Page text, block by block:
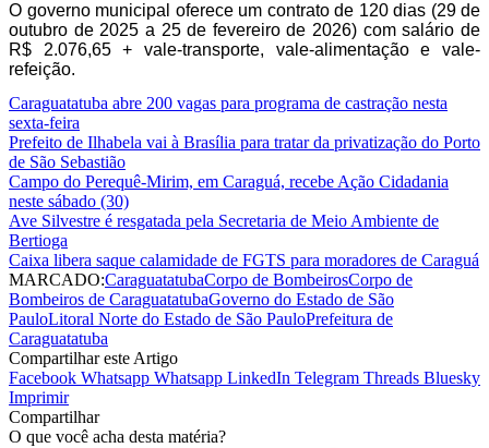
O governo municipal oferece um contrato de 120 dias (29 de
outubro de 2025 a 25 de fevereiro de 2026) com salário de
R$ 2.076,65 + vale-transporte, vale-alimentação e vale-
refeição.
Caraguatatuba abre 200 vagas para programa de castração nesta
sexta-feira
Prefeito de Ilhabela vai à Brasília para tratar da privatização do Porto
de São Sebastião
Campo do Perequê-Mirim, em Caraguá, recebe Ação Cidadania
neste sábado (30)
Ave Silvestre é resgatada pela Secretaria de Meio Ambiente de
Bertioga
Caixa libera saque calamidade de FGTS para moradores de Caraguá
MARCADO:CaraguatatubaCorpo de BombeirosCorpo de
Bombeiros de CaraguatatubaGoverno do Estado de São
PauloLitoral Norte do Estado de São PauloPrefeitura de
Caraguatatuba
Compartilhar este Artigo
Facebook Whatsapp Whatsapp LinkedIn Telegram Threads Bluesky
Imprimir
Compartilhar
O que você acha desta matéria?